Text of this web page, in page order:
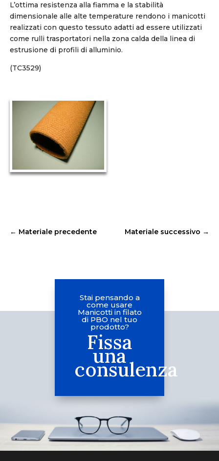
L’ottima resistenza alla fiamma e la stabilità
dimensionale alle alte temperature rendono i manicotti
realizzati con questo tessuto adatti ad essere utilizzati
come rulli trasportatori nella zona calda della linea di
estrusione di profili di alluminio.
(TC3529)
← Materiale precedente Materiale successivo →
Stai pensando a
come usare
Manicotti in filato
di PBO nel tuo
prodotto?
Fissa
una
consulenza